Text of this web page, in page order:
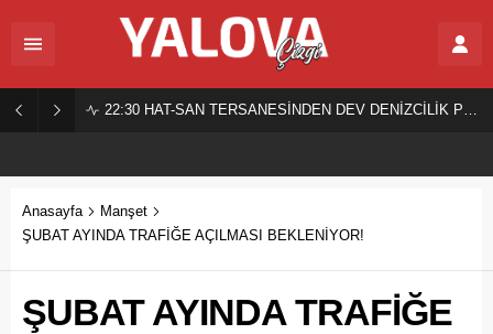
22:30 HAT-SAN TERSANESİNDEN DEV DENİZCİLİK PROJESİ!
Anasayfa
Manşet
ŞUBAT AYINDA TRAFİĞE AÇILMASI BEKLENİYOR!
ŞUBAT AYINDA TRAFİĞE